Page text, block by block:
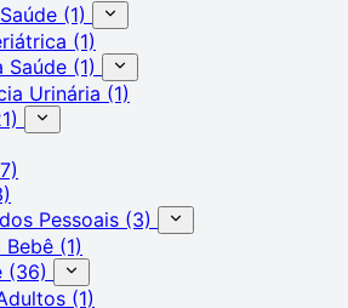
(1)
(1)
Saúde (1)
Urinária (1)
Pessoais (3)
Bebê (1)
(36)
(1)